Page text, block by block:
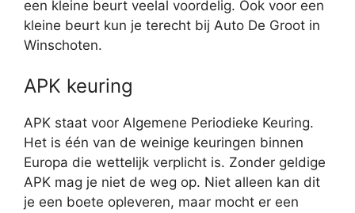
een kleine beurt veelal voordelig. Ook voor een
kleine beurt kun je terecht bij Auto De Groot in
Winschoten.
APK keuring
APK staat voor Algemene Periodieke Keuring.
Het is één van de weinige keuringen binnen
Europa die wettelijk verplicht is. Zonder geldige
APK mag je niet de weg op. Niet alleen kan dit
je een boete opleveren, maar mocht er een